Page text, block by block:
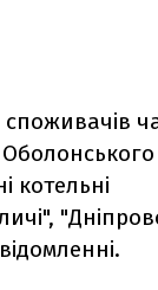
споживачів
котельні